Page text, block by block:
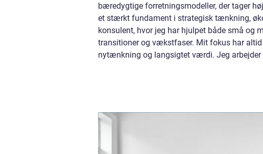
bæredygtige forretningsmodeller, der tager
et stærkt fundament i strategisk tænkning,
konsulent, hvor jeg har hjulpet både små og
transitioner og vækstfaser. Mit fokus har
nytænkning og langsigtet værdi. Jeg arbejder